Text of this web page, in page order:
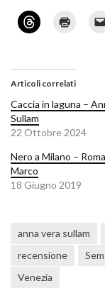
Articoli correlati
Caccia in laguna –
Sullam
22 Ottobre 2024
Nero a Milano –
Marco
18 Giugno 2019
anna vera sullam
recensione
Sem
Venezia